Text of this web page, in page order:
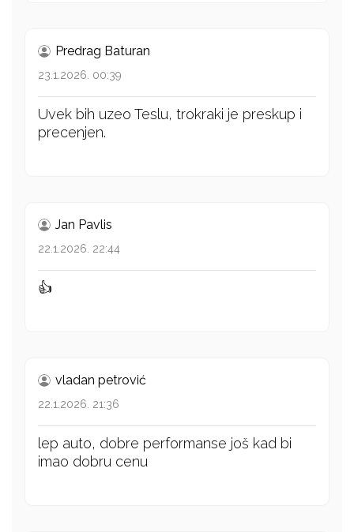
Predrag Baturan
23.1.2026. 00:39
Uvek bih uzeo Teslu, trokraki je preskup i
precenjen.
Jan Pavlis
22.1.2026. 22:44
👍
vladan petrović
22.1.2026. 21:36
lep auto, dobre performanse još kad bi
imao dobru cenu